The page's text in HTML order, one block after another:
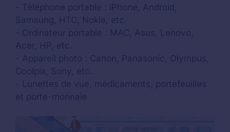
- Téléphone portable : iPhone, Android,
Samsung, HTC, Nokia, etc.
- Ordinateur portable : MAC, Asus, Lenovo,
Acer, HP, etc.
- Appareil photo : Canon, Panasonic, Olympus,
Coolpix, Sony, etc.
- Lunettes de vue, médicaments, portefeuilles
et porte-monnaie